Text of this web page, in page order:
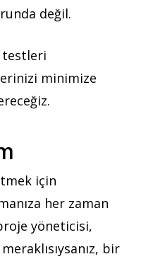
değil.
testleri
minimize
için
her zaman
yöneticisi,
bir